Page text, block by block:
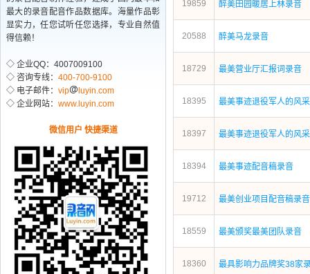
最大的录音配音作品数据库。海量作品彰
显实力，任您试听任您选择，专业自然值
得信赖！
◇ 企业QQ：4007009100
◇ 咨询专线： 400-700-9100
◇ 电子邮件： vip
luyin.com
◇ 企业网站： www.luyin.com
微信用户 快捷渠道
19859 醉美田园暖居上林录音
20588 醉美马龙录音
18729 最美营业厅汇报词录音
18395 最美事迹退役军人的风
18397 最美事迹退役军人的风
18394 最美事迹配音稿录音
19712 最美创业项目配音稿录音
18559 最美颁奖最美团队录音
18360 最具影响力品牌奖38家